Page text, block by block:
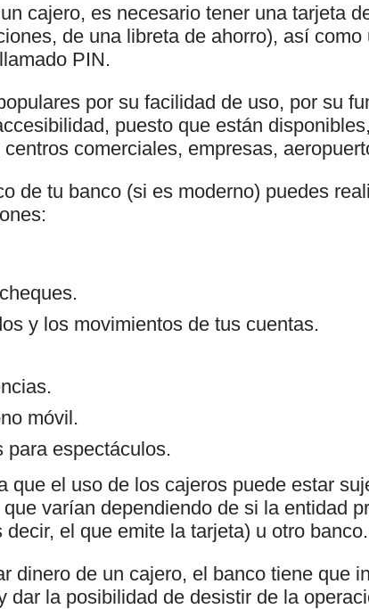
cajero, es necesario tener una tarjeta
de una libreta de ahorro), así como
PIN.
por su facilidad de uso, por su
puesto que están
comerciales, empresas,
de tu banco (si es moderno) puedes
y los movimientos de tus cuentas.
móvil.
para espectáculos.
que el uso de los cajeros puede estar
varían dependiendo de si la entidad
el que emite la tarjeta) u otro banco.
dinero de un cajero, el banco tiene que
dar la posibilidad de desistir de la